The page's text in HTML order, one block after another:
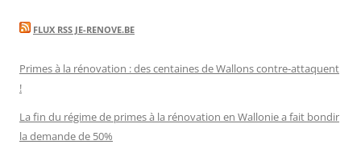
FLUX RSS JE-RENOVE.BE
Primes à la rénovation : des centaines de Wallons contre-attaquent
!
La fin du régime de primes à la rénovation en Wallonie a fait bondir
la demande de 50%